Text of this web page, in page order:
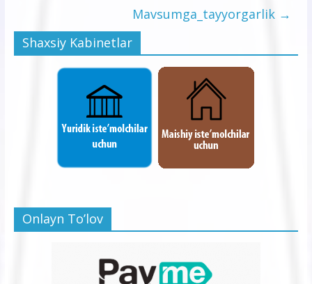
Mavsumga_tayyorgarlik →
Shaxsiy Kabinetlar
Onlayn To’lov